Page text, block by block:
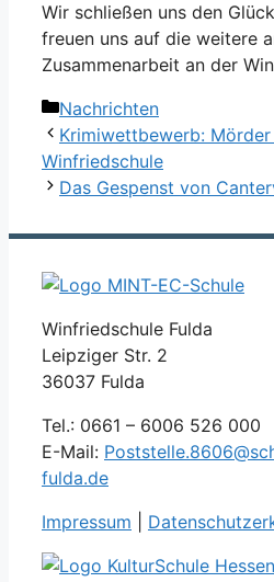
Wir schließen uns den
freuen uns auf die weitere
Zusammenarbeit an der
Kategorien
Nachrichten
Krimiwettbewerb:
Winfriedschule
Das Gespenst von
Winfriedschule Fulda
Leipziger Str. 2
36037 Fulda
Tel.: 0661 – 6006 526 000
E-Mail:
fulda.de
Impressum